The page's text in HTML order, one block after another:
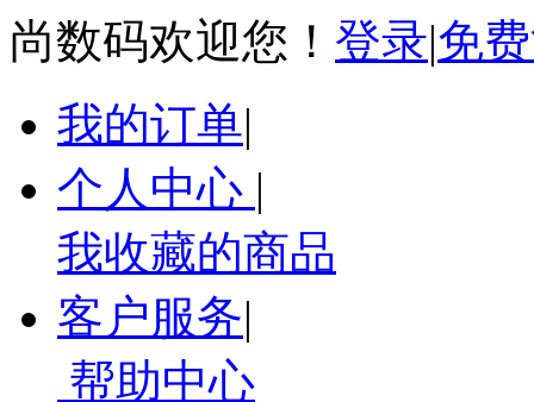
尚数码欢迎您！ 登录|免
我的订单|
个人中心 |
我收藏的商品
客户服务|
帮助中心